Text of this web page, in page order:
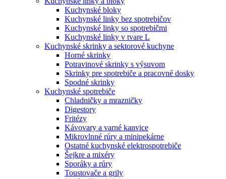
Kuchynské bloky
Kuchynské linky bez spotrebičov
Kuchynské linky so spotrebičmi
Kuchynské linky v tvare L
Kuchynské skrinky a sektorové kuchyne
Horné skrinky
Potravinové skrinky s výsuvom
Skrinky pre spotrebiče a pracovné dosky
Spodné skrinky
Kuchynské spotrebiče
Chladničky a mrazničky
Digestory
Fritézy
Kávovary a varné kanvice
Mikrovlnné rúry a minipekárne
Ostatné kuchynské elektrospotrebiče
Šejkre a mixéry
Sporáky a rúry
Toustovače a grily